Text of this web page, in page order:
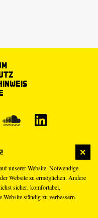
unserer Website. Notwendige
Website zu ermöglichen. Andere
sicher, komfortabel,
ständig zu verbessern.